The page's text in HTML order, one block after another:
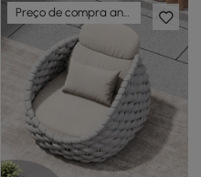
Preço de compra antecipada